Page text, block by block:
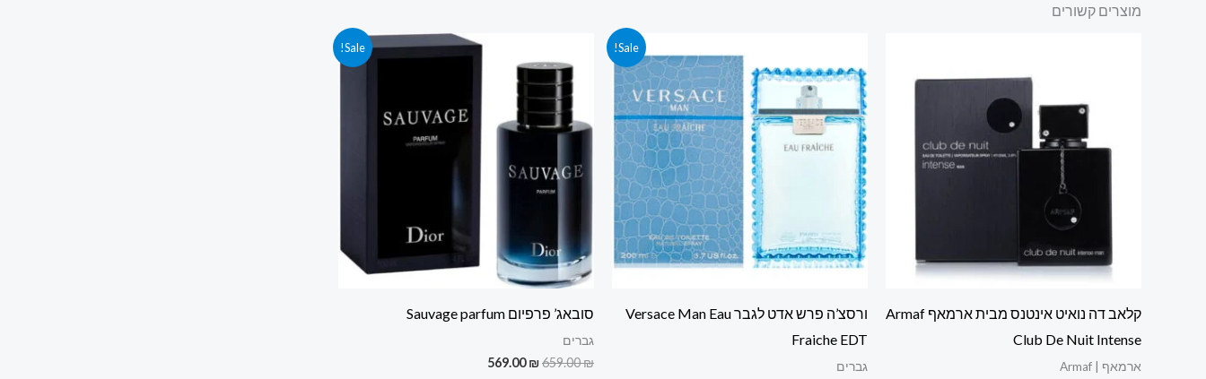
מוצרים קשורים
קלאב דה נואיט אינטנס מבית ארמאף Armaf
Club De Nuit Intense
ארמאף | Armaf
Sale!
ורסצ’ה פרש אדט לגבר Versace Man Eau
Fraiche EDT
גברים
היה:
289.00 ₪.
הנוכחי
הוא:
150.00 ₪.
Sale!
סובאג’ פרפיום Sauvage parfum
גברים
659.00₪
היה:
659.00 ₪.
569.00₪
המחיר
הנוכחי